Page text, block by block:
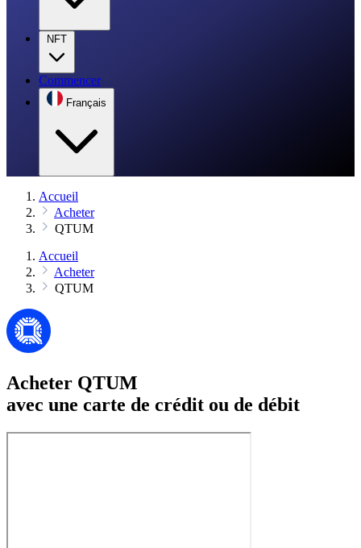
NFT
Commencer
Français
Accueil
Acheter
QTUM
Accueil
Acheter
QTUM
Acheter QTUM
avec une carte de crédit ou de débit